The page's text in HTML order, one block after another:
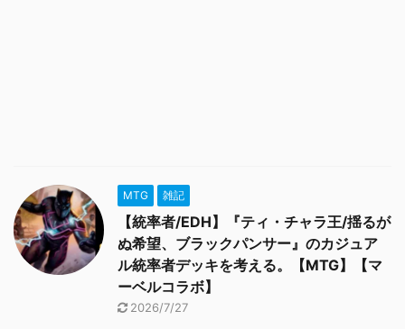
MTG 雑記
【統率者/EDH】『ティ・チャラ王/揺るが
ぬ希望、ブラックパンサー』のカジュア
ル統率者デッキを考える。【MTG】【マ
ーベルコラボ】
2026/7/27